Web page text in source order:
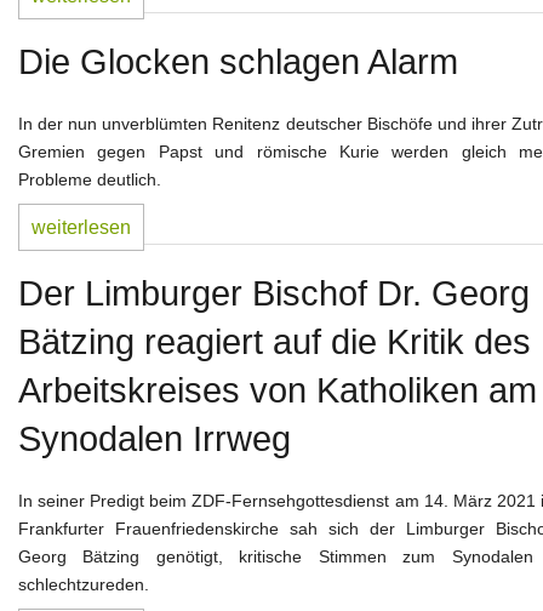
Die Glocken schlagen Alarm
In der nun unverblümten Renitenz deutscher Bischöfe und ihrer
Gremien gegen Papst und römische Kurie werden gleich
Probleme deutlich.
weiterlesen
Der Limburger Bischof Dr. Georg
Bätzing reagiert auf die Kritik des
Arbeitskreises von Katholiken am
Synodalen Irrweg
In seiner Predigt beim ZDF-Fernsehgottesdienst am 14. März 2021
Frankfurter Frauenfriedenskirche sah sich der Limburger
Georg Bätzing genötigt, kritische Stimmen zum Synodalen
schlechtzureden.